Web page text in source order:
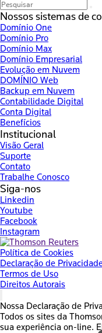
Nossos sistemas de
Domínio One
Domínio Pro
Domínio Max
Domínio Empresarial
Evolução em Nuvem
DOMÍNIO Web
Backup em Nuvem
Contabilidade Digital
Conta Digital
Benefícios
Institucional
Visão Geral
Suporte
Contato
Trabalhe Conosco
Siga-nos
Linkedin
Youtube
Facebook
Instagram
Política de Cookies
Declaração de
Termos de Uso
Direitos Autorais
Nossa Declaração de
Todos os sites da
sua experiência on-line.